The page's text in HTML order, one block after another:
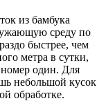
из бамбука
среду по
быстрее, чем
метра в сутки,
номер один. Для
небольшой кусок
обработке.